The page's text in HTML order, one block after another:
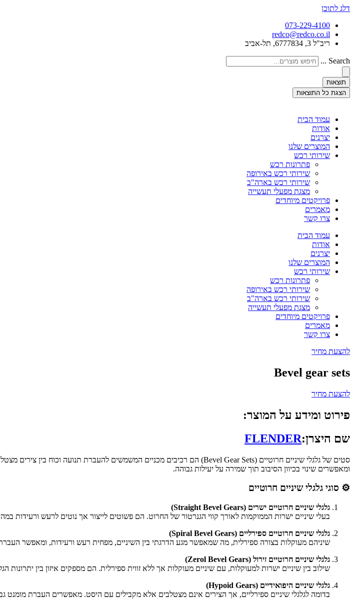
דלג לתוכן
073-229-4100
redco@redco.co.il
ריב"ל 3, 6777834, תל-אביב
Search ...
תוצאות
הצגת כל התוצאות
עמוד הבית
אודות
יצרנים
המוצרים שלנו
שירותי רכש
פתרונות רכש
שירותי רכש באירופה
שירותי רכש בארה"ב
מצגת מפעלי תעשייה
פרויקטים מיוחדים
מאמרים
צרו קשר
עמוד הבית
אודות
יצרנים
המוצרים שלנו
שירותי רכש
פתרונות רכש
שירותי רכש באירופה
שירותי רכש בארה"ב
מצגת מפעלי תעשייה
פרויקטים מיוחדים
מאמרים
צרו קשר
להצעת מחיר
Bevel gear sets
להצעת מחיר
פירוט ומידע על המוצר:
שם היצרן:FLENDER
סטים של גלגלי שיניים חרוטיים (Bevel Gear Sets) הם רכיבים מכניים המשמשים להעברת תנועה וכוח בין צירים מצטלבים, לרוב בזווית של 90 מעלות.
ומאפשרים שינוי בכיוון הסיבוב תוך שמירה על יעילות גבוהה.
⚙️ סוגי גלגלי שיניים חרוטיים
גלגלי שיניים חרוטיים ישרים (Straight Bevel Gears)
בעלי שיניים ישרות הממוקמות לאורך קווי הגנרטור של החרוט. הם פשוטים לייצור אך נוטים לרעש ורעידות
גלגלי שיניים חרוטיים ספירליים (Spiral Bevel Gears)
שיניהם מעוקלות בצורה ספירלית, מה שמאפשר מגע הדרגתי בין השיניים, מפחית רעש ורעידות, ומאפשר העברת
גלגלי שיניים חרוטיים זירול (Zerol Bevel Gears)
שילוב בין שיניים ישרות למעוקלות, עם שיניים מעוקלות אך ללא זווית ספירלית. הם מספקים איזון בין יתרונות
גלגלי שיניים היפואידיים (Hypoid Gears)
בדומה לגלגלי שיניים ספירליים, אך הצירים אינם מצטלבים אלא מקבילים עם היסט. מאפשרים העברת מומנט